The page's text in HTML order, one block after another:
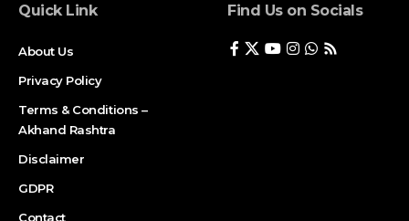
Quick Link
About Us
Privacy Policy
Terms & Conditions –
Akhand Rashtra
Disclaimer
GDPR
Contact
Find Us on Socials